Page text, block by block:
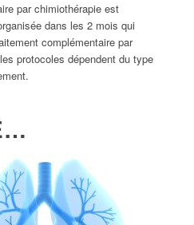
par chimiothérapie est
dans les 2 mois qui
complémentaire par
protocoles dépendent du type